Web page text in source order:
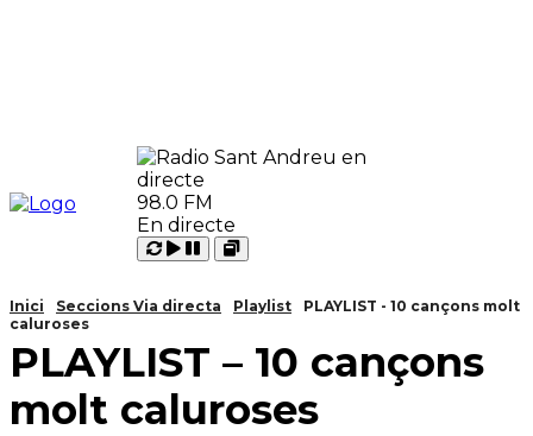
98.0 FM
En directe
Carregant
Reproduir
Pausar
Open
Inici Seccions Via directa Playlist
PLAYLIST - 10 cançons molt
caluroses
PLAYLIST – 10 cançons
molt caluroses